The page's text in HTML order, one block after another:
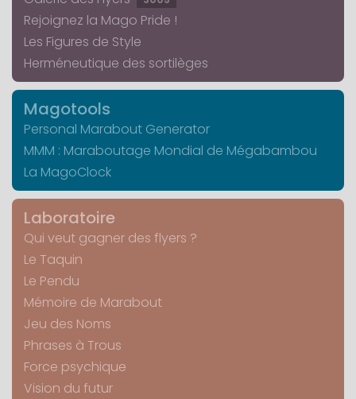
Rejoignez la Mago Pride !
Les Figures de Style
Herméneutique des sortilèges
Magotools
Personal Marabout Generator
MMM : Maraboutage Mondial de Mégabambou
La MagoClock
Laboratoire
Qui veut gagner des flyers ?
Le Taquin
Le Pendu
Mémoire de Marabout
Jeu des Noms
Phrases à Trous
Force psychique
Vision du futur